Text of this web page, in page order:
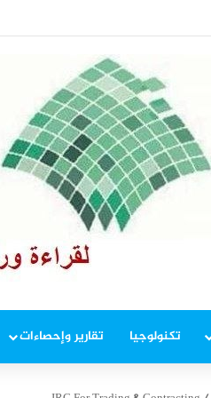
تكنولوجيا تقارير وإحصاءات